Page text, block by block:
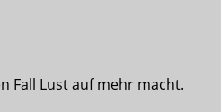
Fall Lust auf mehr macht.